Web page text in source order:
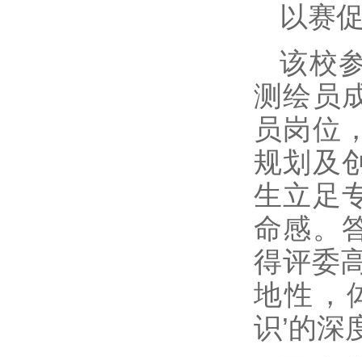
以赛
该校
测绘员
员岗位
规划及
生立足
命感。
得评委
地性，
识’的深